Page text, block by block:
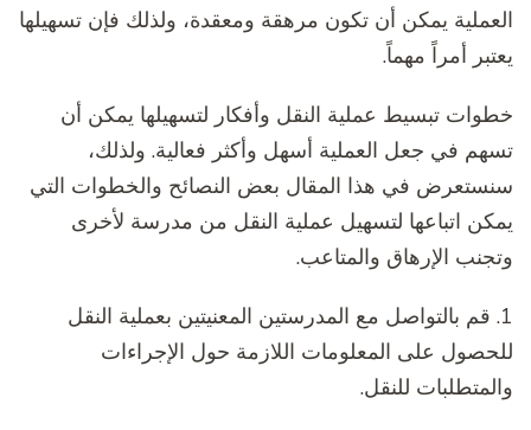
العملية يمكن أن تكون مرهقة ومعقدة، ولذلك فإن تسهيلها
يعتبر أمراً مهماً.
خطوات تبسيط عملية النقل وأفكار لتسهيلها يمكن أن
تسهم في جعل العملية أسهل وأكثر فعالية. ولذلك،
سنستعرض في هذا المقال بعض النصائح والخطوات التي
يمكن اتباعها لتسهيل عملية النقل من مدرسة لأخرى
وتجنب الإرهاق والمتاعب.
1. قم بالتواصل مع المدرستين المعنيتين بعملية النقل
للحصول على المعلومات اللازمة حول الإجراءات
والمتطلبات للنقل.